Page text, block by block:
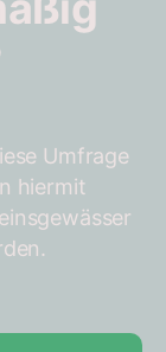
Umfrage
hiermit